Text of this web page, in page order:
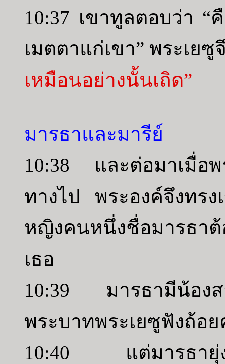
10:37 เขาทูลตอบว่า
เมตตาแก่เขา” พระเย
เหมือนอย่างนั้นเถิด”
มารธาและมารีย์
10:38 และต่อมาเมื่อพ
ทางไป พระองค์จึงทร
หญิงคนหนึ่งชื่อมารธาต้
เธอ
10:39 มารธามีน้อง
พระบาทพระเยซูฟังถ้อ
10:40 แต่มารธายุ่ง